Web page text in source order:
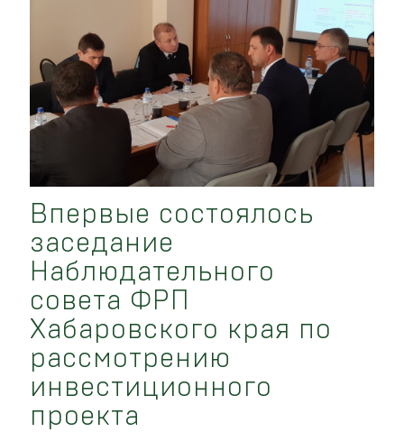
Впервые состоялось
заседание
Наблюдательного
совета ФРП
Хабаровского края по
рассмотрению
инвестиционного
проекта